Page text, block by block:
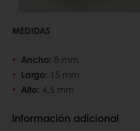
MEDIDAS
Ancho: 8 mm
Largo: 15 mm
Alto: 4,5 mm
Información adicional